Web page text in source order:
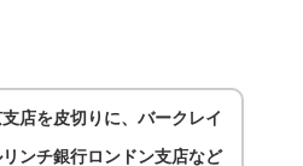
店を皮切りに、バークレイ
ンチ銀行ロンドン支店など